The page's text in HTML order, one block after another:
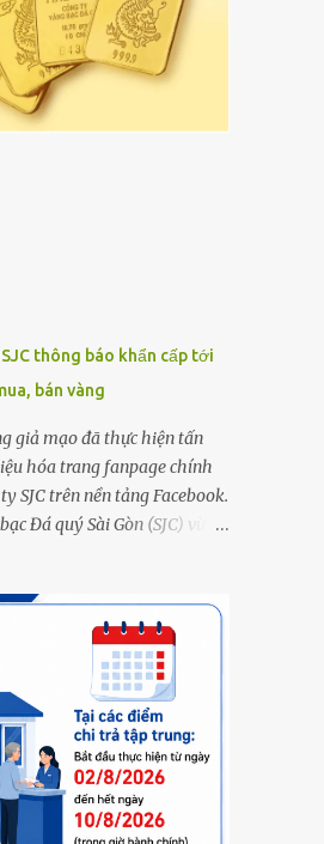
thông báo khẩn cấp tới
bán vàng
giả mạo đã thực hiện tấn
hóa trang fanpage chính
SJC trên nền tảng Facebook.
Đá quý Sài Gòn (SJC) vừa
thức của công ty SJC trên nền
(đường link page
sjcsaigon). Trước đó,
ghi nhận và cảnh báo đến
các đối tượng xấu giả mạo
trên nền tảng Facebook
lừa đảo, trục lợi. Để bảo đảm
cho khách hàng, công ty SJC